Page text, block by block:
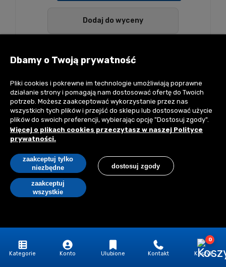
Dodaj do wyceny
Folia w płynie Knauf Hydro Flex 15 kg
Super cena Bestseller
211,57 zł /szt.
260,23 zł z VAT
Kategorie Konto Ulubione Kontakt
0
Koszyk
Dbamy o Twoją prywatność
Pliki cookies i pokrewne im technologie umożliwiają poprawne
działanie strony i pomagają nam dostosować ofertę do Twoich
potrzeb. Możesz zaakceptować wykorzystanie przez nas
wszystkich tych plików i przejść do sklepu lub dostosować użycie
plików do swoich preferencji, wybierając opcję "Dostosuj zgody".
Więcej o plikach cookies przeczytasz w naszej Polityce
prywatności.
zaakceptuj tylko
niezbędne
dostosuj zgody
zaakceptuj
wszystkie